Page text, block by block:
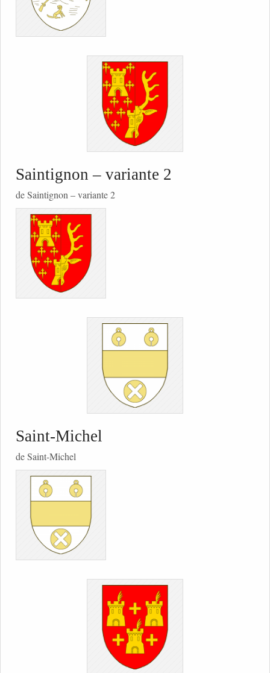
Saintignon – variante 2
de Saintignon – variante 2
Saint-Michel
de Saint-Michel